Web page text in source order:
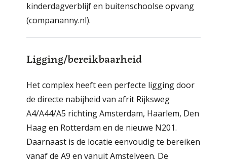
kinderdagverblijf en buitenschoolse opvang
(compananny.nl).
Ligging/bereikbaarheid
Het complex heeft een perfecte ligging door
de directe nabijheid van afrit Rijksweg
A4/A44/A5 richting Amsterdam, Haarlem, Den
Haag en Rotterdam en de nieuwe N201.
Daarnaast is de locatie eenvoudig te bereiken
vanaf de A9 en vanuit Amstelveen. De